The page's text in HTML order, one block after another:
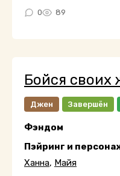
0 89
Бойся своих
Джен Завершён
Фэндом
Пэйринг и
Ханна, Майя